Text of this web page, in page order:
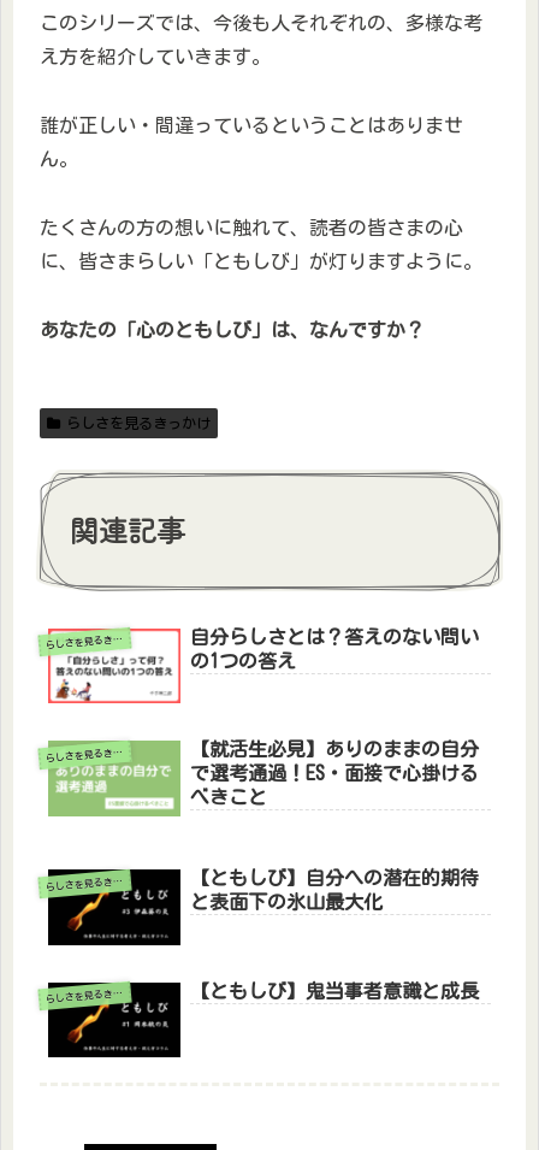
このシリーズでは、今後も人それぞれの、多様な考
え方を紹介していきます。
誰が正しい・間違っているということはありませ
ん。
たくさんの方の想いに触れて、読者の皆さまの心
に、皆さまらしい「ともしび」が灯りますように。
あなたの「心のともしび」は、なんですか？
らしさを見るきっかけ
関連記事
ら
しさを見るきっかけ
自分らしさとは？答えのない問い
の1つの答え
ら
しさを見るきっかけ
【就活生必見】ありのままの自分
で選考通過！ES・面接で心掛ける
べきこと
ら
しさを見るきっかけ
【ともしび】自分への潜在的期待
と表面下の氷山最大化
ら
しさを見るきっかけ 【ともしび】鬼当事者意識と成長